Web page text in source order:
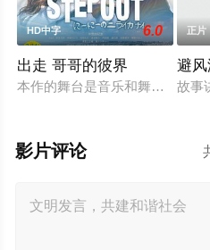
HD中字 6.0
出走 哥哥的彼界
本作的舞台是音乐和舞蹈融入
正片
避
故事
影片评论